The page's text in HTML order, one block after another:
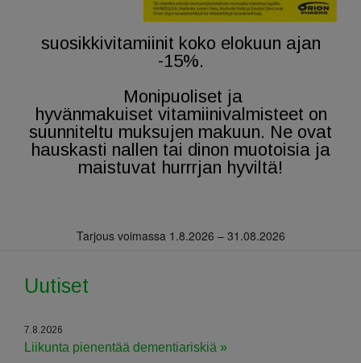
suosikkivitamiinit koko elokuun ajan
-15%.
Monipuoliset ja
hyvänmakuiset vitamiinivalmisteet on
suunniteltu muksujen makuun. Ne ovat
hauskasti nallen tai dinon muotoisia ja
maistuvat hurrrjan hyviltä!
Tarjous voimassa 1.8.2026 – 31.08.2026
Uutiset
7.8.2026
Liikunta pienentää dementiariskiä »